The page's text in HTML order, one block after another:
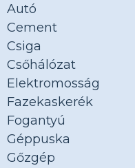
Autó
Cement
Csiga
Csőhálózat
Elektromosság
Fazekaskerék
Fogantyú
Géppuska
Gőzgép